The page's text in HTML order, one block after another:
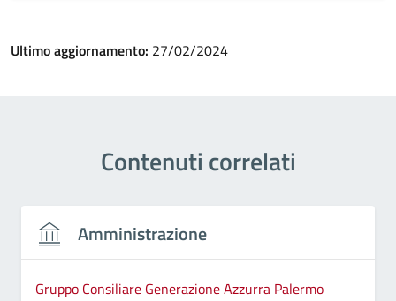
Ultimo aggiornamento: 27/02/2024
Contenuti correlati
Amministrazione
Gruppo Consiliare Generazione Azzurra Palermo